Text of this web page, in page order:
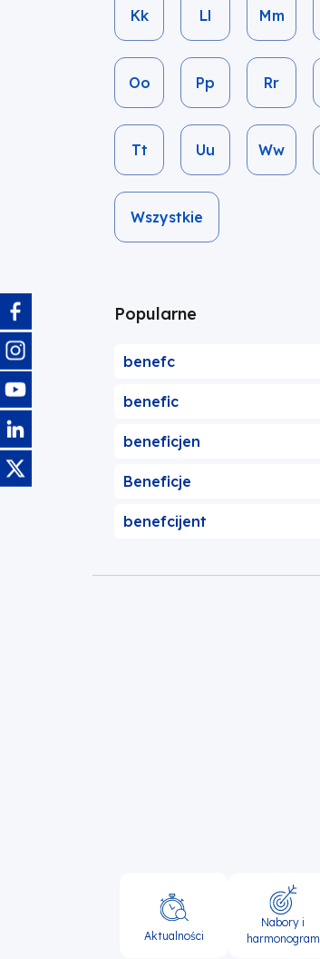
Kk Ll Mm
Oo Pp Rr
Tt Uu Ww
Wszystkie
Popularne
benefc
benefic
beneficjen
Beneficje
benefcijent
Główna
nawigacja
Aktualności
Nabory i
harmonogram
Obraz
Obraz
Obraz
Obraz
Obraz